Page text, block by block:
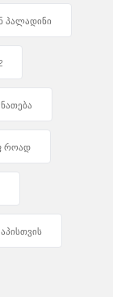
პალადინი
როად